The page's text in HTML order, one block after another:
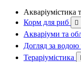
Акваріумістика
Корм для риб

Акваріуми та
Догляд за водою
Тераріумістика